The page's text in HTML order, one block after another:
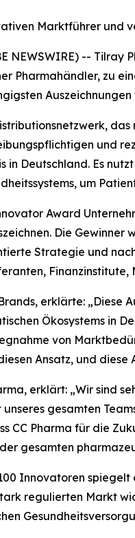
Marktführer
NEWSWIRE) --
Pharmahändler, zu
und
in Deutschland. Es
um
Award
Die
Strategie und
erklärte: „Diese
Ökosystems in
von
Ansatz, und
erklärt: „Wir sind
gesamten
CC Pharma für die
gesamten
Innovatoren
regulierten Markt